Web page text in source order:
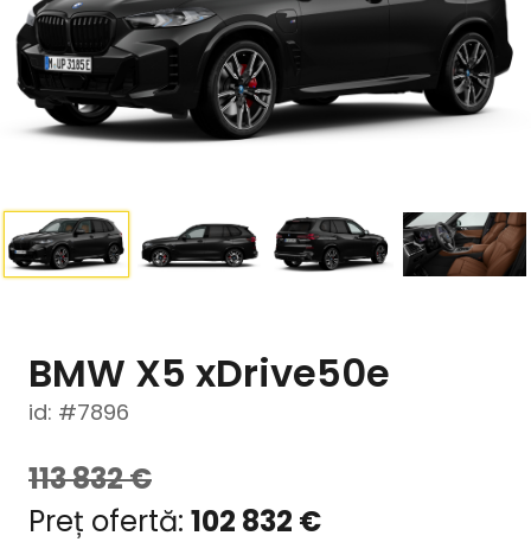
BMW X5 xDrive50e
id: #7896
113 832€
102 832 €